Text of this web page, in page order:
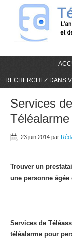
RECHERCHEZ DANS
Services
23 juin 2014 par
Trouver un
une personne âgée
Services de
téléalarme pour